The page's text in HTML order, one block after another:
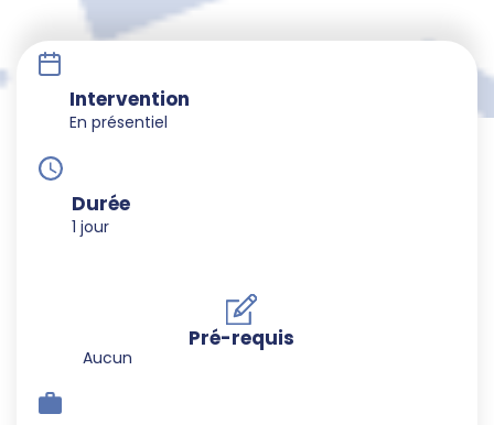
Intervention
En présentiel
Durée
1 jour
Pré-requis
Aucun